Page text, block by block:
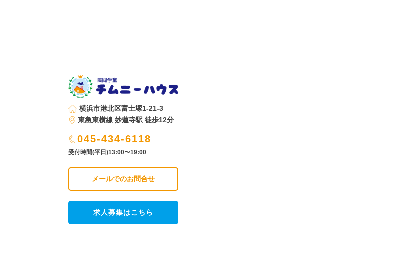
横浜市港北区富士塚1-21-3
東急東横線 妙蓮寺駅 徒歩12分
045-434-6118
受付時間(平日)13:00〜19:00
メールでのお問合せ
求人募集はこちら